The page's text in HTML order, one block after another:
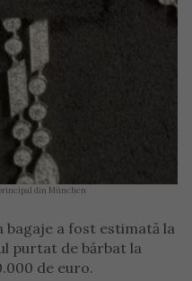
din München
a fost estimată la
purtat de bărbat la
de euro.